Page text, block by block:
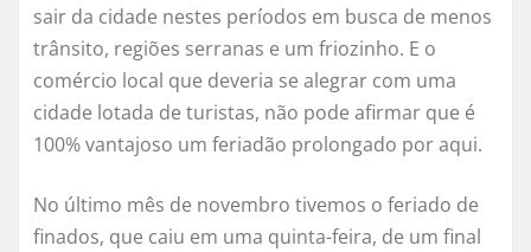
sair da cidade nestes períodos em busca de menos
trânsito, regiões serranas e um friozinho. E o
comércio local que deveria se alegrar com uma
cidade lotada de turistas, não pode afirmar que é
100% vantajoso um feriadão prolongado por aqui.
No último mês de novembro tivemos o feriado de
finados, que caiu em uma quinta-feira, de um final